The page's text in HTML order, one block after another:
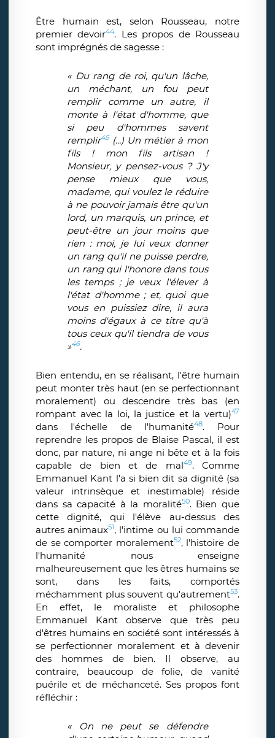
Être humain est, selon Rousseau, notre
premier devoir44. Les propos de Rousseau
sont imprégnés de sagesse :
« Du rang de roi, qu'un lâche,
un méchant, un fou peut
remplir comme un autre, il
monte à l'état d'homme, que
si peu d'hommes savent
remplir45(...) Un métier à mon
fils ! mon fils artisan !
Monsieur, y pensez-vous ? J'y
pense mieux que vous,
madame, qui voulez le réduire
à ne pouvoir jamais être qu'un
lord, un marquis, un prince, et
peut-être un jour moins que
rien : moi, je lui veux donner
un rang qu'il ne puisse perdre,
un rang qui l'honore dans tous
les temps ; je veux l'élever à
l'état d'homme ; et, quoi que
vous en puissiez dire, il aura
moins d'égaux à ce titre qu'à
tous ceux qu'il tiendra de vous
»46.
Bien entendu, en se réalisant, l'être humain
peut monter très haut (en se perfectionnant
moralement) ou descendre très bas (en
rompant avec la loi, la justice et la vertu)47
dans l'échelle de l'humanité48. Pour
reprendre les propos de Blaise Pascal, il est
donc, par nature, ni ange ni bête et à la fois
capable de bien et de mal49. Comme
Emmanuel Kant l'a si bien dit sa dignité (sa
valeur intrinsèque et inestimable) réside
dans sa capacité à la moralité50. Bien que
cette dignité, qui l'élève au-dessus des
autres animaux51, l'intime ou lui commande
de se comporter moralement52, l'histoire de
l'humanité nous enseigne
malheureusement que les êtres humains se
sont, dans les faits, comportés
méchamment plus souvent qu'autrement53.
En effet, le moraliste et philosophe
Emmanuel Kant observe que très peu
d'êtres humains en société sont intéressés à
se perfectionner moralement et à devenir
des hommes de bien. Il observe, au
contraire, beaucoup de folie, de vanité
puérile et de méchanceté. Ses propos font
réfléchir :
« On ne peut se défendre